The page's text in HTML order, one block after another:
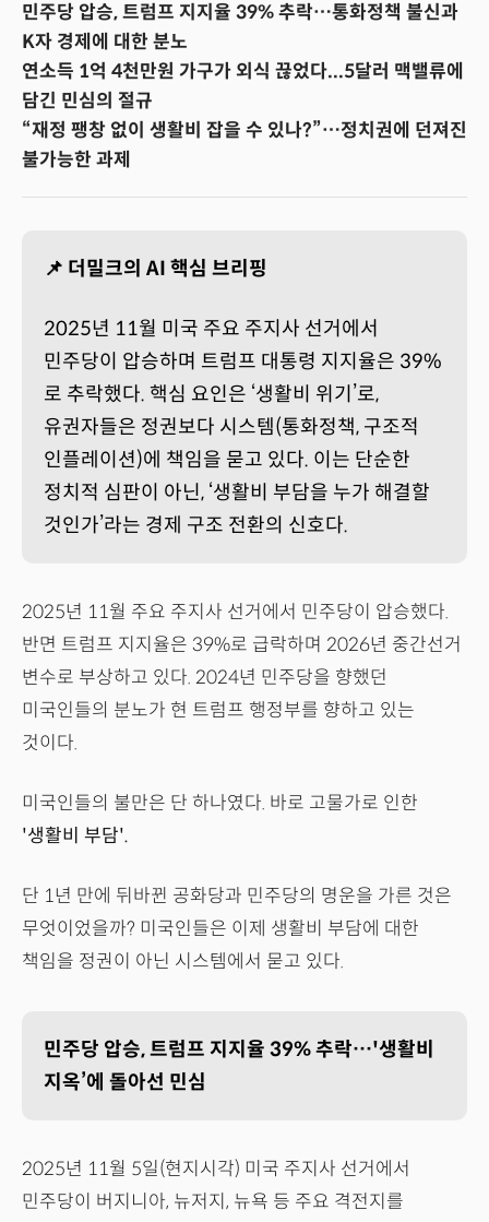
민주당 압승, 트럼프 지지율 39% 추락…통화정책 불신과
K자 경제에 대한 분노
연소득 1억 4천만원 가구가 외식 끊었다...5달러 맥밸류에
담긴 민심의 절규
“재정 팽창 없이 생활비 잡을 수 있나?”…정치권에 던져진
불가능한 과제
📌 더밀크의 AI 핵심 브리핑
2025년 11월 미국 주요 주지사 선거에서
민주당이 압승하며 트럼프 대통령 지지율은 39%
로 추락했다. 핵심 요인은 ‘생활비 위기’로,
유권자들은 정권보다 시스템(통화정책, 구조적
인플레이션)에 책임을 묻고 있다. 이는 단순한
정치적 심판이 아닌, ‘생활비 부담을 누가 해결할
것인가’라는 경제 구조 전환의 신호다.
2025년 11월 주요 주지사 선거에서 민주당이 압승했다.
반면 트럼프 지지율은 39%로 급락하며 2026년 중간선거
변수로 부상하고 있다. 2024년 민주당을 향했던
미국인들의 분노가 현 트럼프 행정부를 향하고 있는
것이다.
미국인들의 불만은 단 하나였다. 바로 고물가로 인한
'생활비 부담'.
단 1년 만에 뒤바뀐 공화당과 민주당의 명운을 가른 것은
무엇이었을까? 미국인들은 이제 생활비 부담에 대한
책임을 정권이 아닌 시스템에서 묻고 있다.
민주당 압승, 트럼프 지지율 39% 추락…'생활비
지옥’에 돌아선 민심
2025년 11월 5일(현지시각) 미국 주지사 선거에서
민주당이 버지니아, 뉴저지, 뉴욕 등 주요 격전지를